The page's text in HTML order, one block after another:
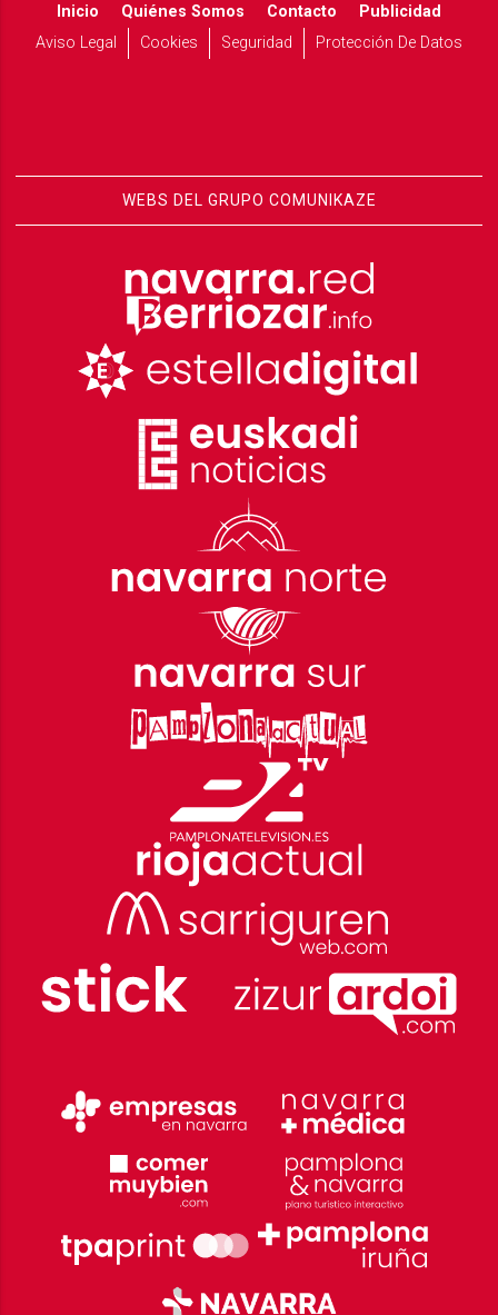
Inicio Quiénes Somos Contacto
Publicidad
Aviso Legal
Cookies Seguridad Protección De Datos
WEBS DEL GRUPO COMUNIKAZE